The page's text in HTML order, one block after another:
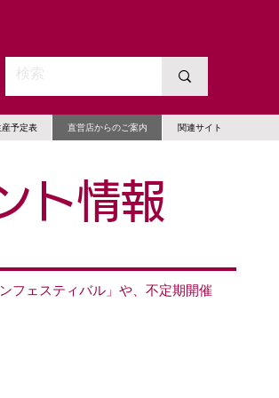
産予定表 直営店からのご案内 関連サイト
ト情報
フェスティバル」や、不定期開催